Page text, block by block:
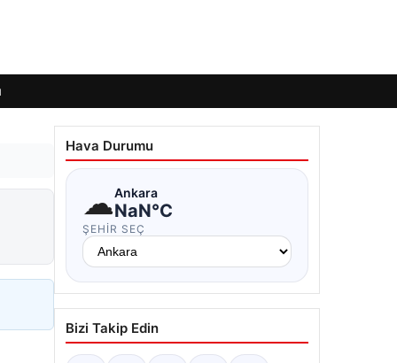
Hava Durumu
☁Ankara
NaN°C
ŞEHIR SEÇ
Bizi Takip Edin